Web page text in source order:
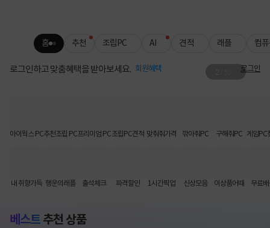
홈 추천 조립PC AI 견적 래플 컴
로그인하고 맞춤혜택을 받아보세요. 회원혜택 로그인
아이웍스 PC추천조립 PC프리미엄 PC조립PC견적 맞춰줘가격 깎아줘PC 구해줘PC 게임PC
내 취향가득 행운의래플 출석체크 파격할인 1시간픽업 신상모음 이상품어때 무료
베스트 추천 상품